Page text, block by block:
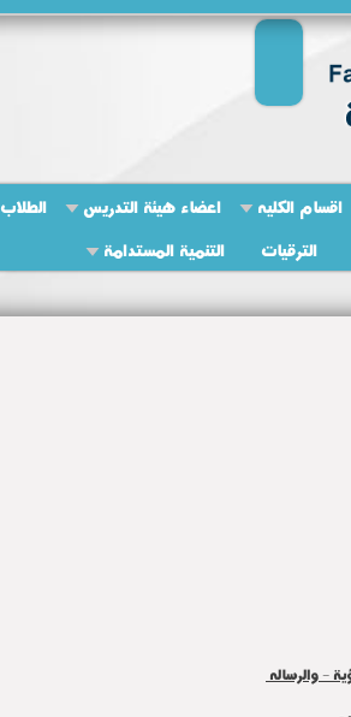
اقسام الكليه اعضاء هيئة التدريس الطلاب
الترقيات التنمية المستدامة
- والرساله